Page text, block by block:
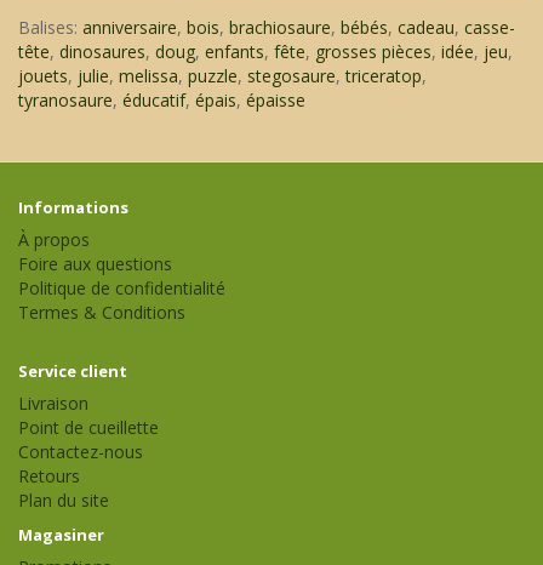
Balises: anniversaire, bois, brachiosaure, bébés, cadeau, casse-
tête, dinosaures, doug, enfants, fête, grosses pièces, idée, jeu,
jouets, julie, melissa, puzzle, stegosaure,triceratop,
tyranosaure, éducatif, épais, épaisse
Informations
À propos
Foire aux questions
Politique de confidentialité
Termes & Conditions
Service client
Livraison
Point de cueillette
Contactez-nous
Retours
Plan du site
Magasiner